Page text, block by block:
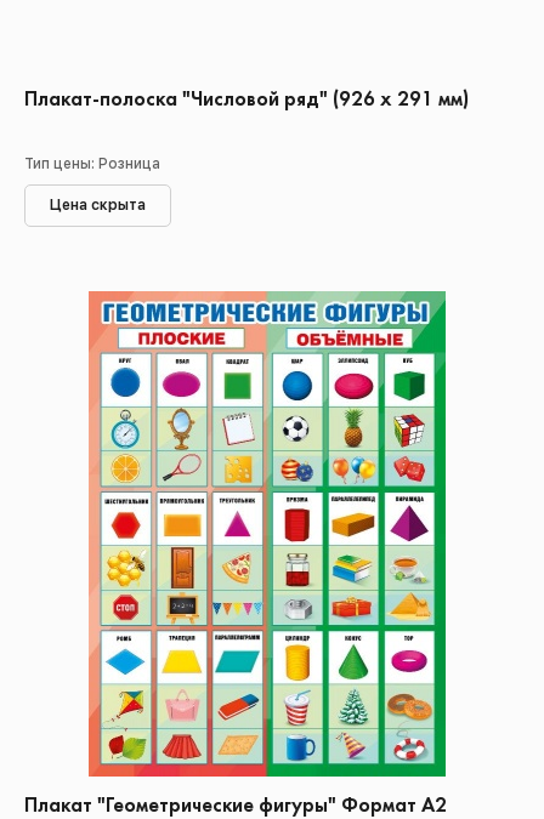
Плакат-полоска "Числовой ряд" (926 х 291 мм)
Тип цены: Розница
Цена скрыта
Плакат "Геометрические фигуры" Формат А2